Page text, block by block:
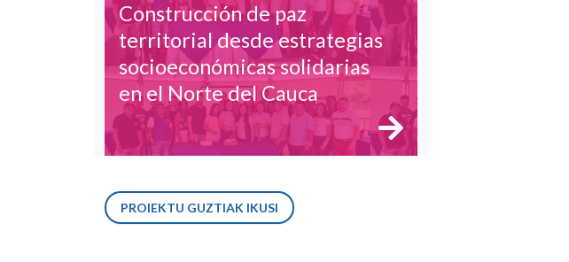
Construcción de paz
territorial desde estrategias
socioeconómicas solidarias
en el Norte del Cauca
PROIEKTU GUZTIAK IKUSI